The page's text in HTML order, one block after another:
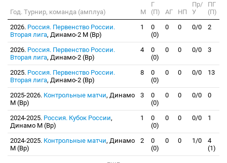
Год. Турнир, команда (амплуа) М
Г
(П)
АГ НП
Пр/
У
ПГ
(П)
2026. Россия. Первенство России.
Вторая лига, Динамо-2 М (Вр)
1
0
(0)
0 0 0/0 2
2026. Россия. Первенство России.
Вторая лига, Динамо-2 (Вр)
4
0
(0)
0 0 0/0 3
2025. Россия. Первенство России.
Вторая лига, Динамо-2 (Вр)
8
0
(0)
0 0 0/0 13
2025-2026. Контрольные матчи, Динамо
М (Вр)
3
0
(0)
0 0 0/0 0
2024-2025. Россия. Кубок России,
Динамо М (Вр)
1
0
(0)
0 0 0/0 1
2024-2025. Контрольные матчи, Динамо
М (Вр)
2
0
(0)
0 0 1/0
4
(1)